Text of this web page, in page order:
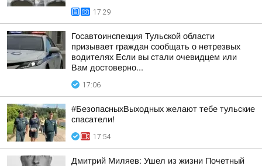
17:29
Госавтоинспекция Тульской области
призывает граждан сообщать о нетрезвых
водителях Если вы стали очевидцем или
Вам достоверно...
17:06
#БезопасныхВыходных желают тебе тульские
спасатели!
17:54
Дмитрий Миляев: Ушел из жизни Почетный